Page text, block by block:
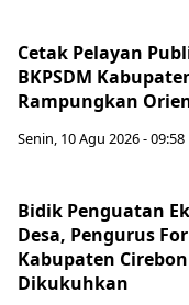
Cetak Pelayan
BKPSDM
Rampungkan
Senin, 10 Agu 2026 - 09:58
Bidik Penguatan
Desa, Pengurus
Kabupaten
Dikukuhkan